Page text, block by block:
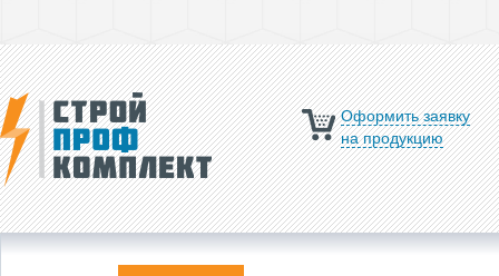
Оформить заявку
на продукцию